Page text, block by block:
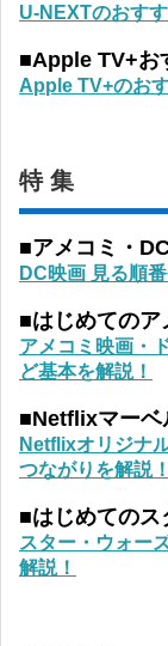
U-NEXTのおす
■Apple TV+お
Apple TV+のお
特 集
■アメコミ・
DC映画 見る順
■はじめてのア
アメコミ映画・
ど基本を解説！
■Netflixマーベ
Netflixオリジナ
つながりを解説！
■はじめてのス
スター・ウォー
解説！